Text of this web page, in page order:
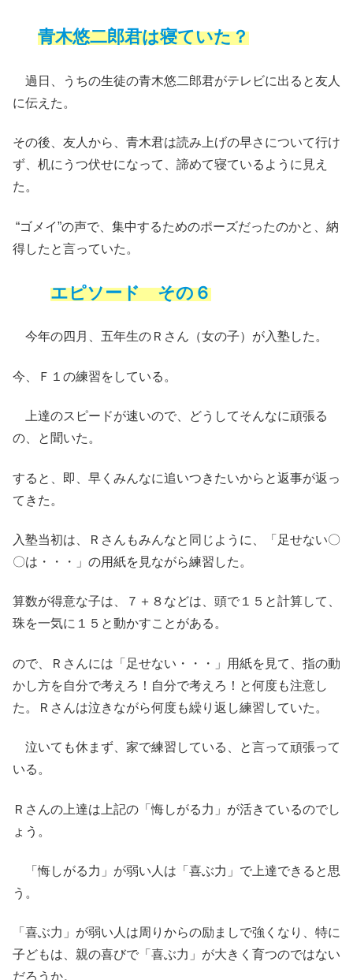
青木悠二郎君は寝ていた？
過日、うちの生徒の青木悠二郎君がテレビに出ると友人
に伝えた。
その後、友人から、青木君は読み上げの早さについて行け
ず、机にうつ伏せになって、諦めて寝ているように見え
た。
“ゴメイ”の声で、集中するためのポーズだったのかと、納
得したと言っていた。
エピソード その６
今年の四月、五年生のＲさん（女の子）が入塾した。
今、Ｆ１の練習をしている。
上達のスピードが速いので、どうしてそんなに頑張る
の、と聞いた。
すると、即、早くみんなに追いつきたいからと返事が返っ
てきた。
入塾当初は、Ｒさんもみんなと同じように、「足せない〇
〇は・・・」の用紙を見ながら練習した。
算数が得意な子は、７＋８などは、頭で１５と計算して、
珠を一気に１５と動かすことがある。
ので、Ｒさんには「足せない・・・」用紙を見て、指の動
かし方を自分で考えろ！自分で考えろ！と何度も注意し
た。Ｒさんは泣きながら何度も繰り返し練習していた。
泣いても休まず、家で練習している、と言って頑張って
いる。
Ｒさんの上達は上記の「悔しがる力」が活きているのでし
ょう。
「悔しがる力」が弱い人は「喜ぶ力」で上達できると思
う。
「喜ぶ力」が弱い人は周りからの励ましで強くなり、特に
子どもは、親の喜びで「喜ぶ力」が大きく育つのではない
だろうか。